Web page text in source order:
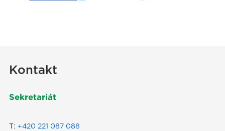
Kontakt
Sekretariát
T: +420 221 087 088